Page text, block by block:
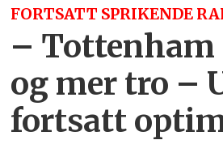
FORTSATT SPRIKENDE
– Tottenham
og mer tro –
fortsatt